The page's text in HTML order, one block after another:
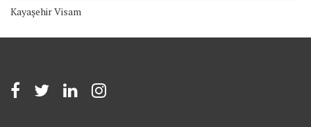
Kayaşehir Visam